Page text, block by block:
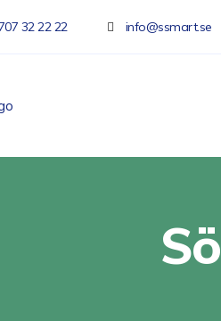
32 22 22 info@ssmart.se